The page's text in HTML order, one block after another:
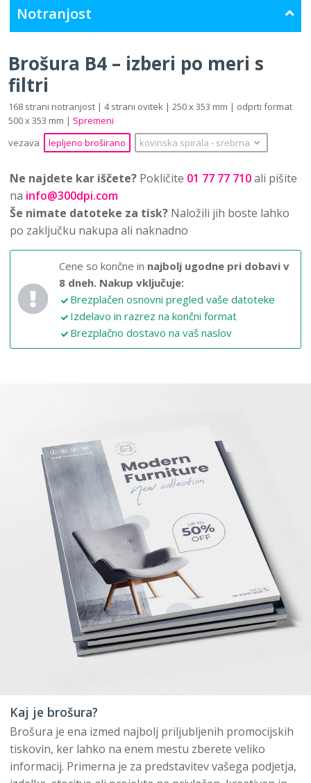
Notranjost
Brošura B4 – izberi po meri s
filtri
168 strani notranjost | 4 strani ovitek | 250 x 353 mm | odprti format
500 x 353 mm | Spremeni
vezava
lepljeno broširano kovinska spirala ‐ srebrna
Ne najdete kar iščete? Pokličite 01 77 77 710ali pišite
na info@300dpi.com
Še nimate datoteke za tisk? Naložili jih boste lahko
po zaključku nakupa ali naknadno
Cene so končne in najbolj ugodne pri dobavi v
8 dneh. Nakup vključuje:
Brezplačen osnovni pregled vaše datoteke
Izdelavo in razrez na končni format
Brezplačno dostavo na vaš naslov
Kaj je brošura?
Brošura je ena izmed najbolj priljubljenih promocijskih
tiskovin, ker lahko na enem mestu zberete veliko
informacij. Primerna je za predstavitev vašega podjetja,